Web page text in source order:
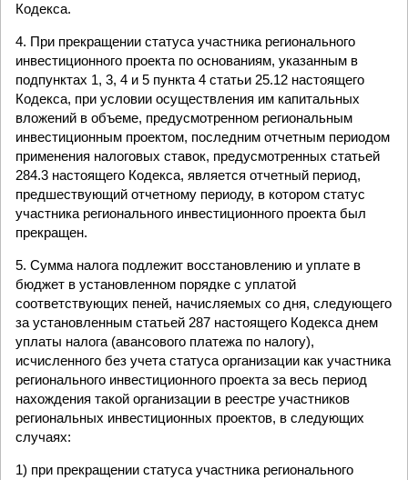
Кодекса.
4. При прекращении статуса участника регионального
инвестиционного проекта по основаниям, указанным в
подпунктах 1, 3, 4 и 5 пункта 4 статьи 25.12 настоящего
Кодекса, при условии осуществления им капитальных
вложений в объеме, предусмотренном региональным
инвестиционным проектом, последним отчетным периодом
применения налоговых ставок, предусмотренных статьей
284.3 настоящего Кодекса, является отчетный период,
предшествующий отчетному периоду, в котором статус
участника регионального инвестиционного проекта был
прекращен.
5. Сумма налога подлежит восстановлению и уплате в
бюджет в установленном порядке с уплатой
соответствующих пеней, начисляемых со дня, следующего
за установленным статьей 287 настоящего Кодекса днем
уплаты налога (авансового платежа по налогу),
исчисленного без учета статуса организации как участника
регионального инвестиционного проекта за весь период
нахождения такой организации в реестре участников
региональных инвестиционных проектов, в следующих
случаях:
1) при прекращении статуса участника регионального